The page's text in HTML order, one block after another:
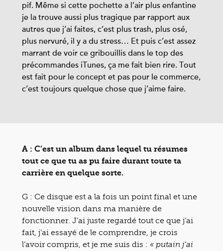
pif. Même si cette pochette a l’air plus enfantine
je la trouve aussi plus tragique par rapport aux
autres que j’ai faites, c’est plus trash, plus osé,
plus nervuré, il y a du stress… Et puis c’est assez
marrant de voir ce gribouillis dans le top des
précommandes iTunes, ça me fait bien rire. Tout
est fait pour le concept et pas pour le commerce,
c’est toujours quelque chose que j’aime faire.
A : C’est un album dans lequel tu résumes
tout ce que tu as pu faire durant toute ta
carrière en quelque sorte.
G : Ce disque est a la fois un point final et une
nouvelle vision dans ma manière de
fonctionner. J’ai juste regardé tout ce que j’ai
fait, j’ai essayé de le comprendre, je crois
l’avoir compris, et je me suis dis : « putain j’ai